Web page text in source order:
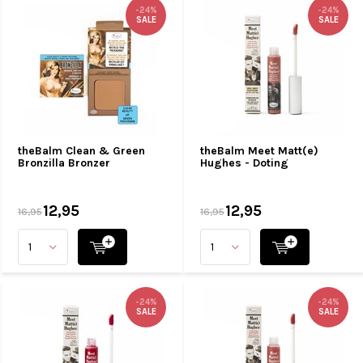
theBalm Clean & Green
Bronzilla Bronzer
-24%
SALE
16,9512,95
theBalm Meet Matt(e)
Hughes - Doting
-24%
SALE
16,9512,95
-24%
SALE
-24%
SALE